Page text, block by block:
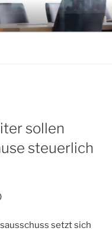
sollen
steuerlich
setzt sich